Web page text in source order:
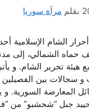
بقلم مرآة سوريا
الشام الإسلامية أحد
حماه الشمالي، إلى
هيئة تحرير الشام. و
سجالات بين الفصيلين
المعارضة السورية.
جبل “شحشبو” من